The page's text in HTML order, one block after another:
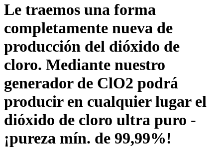
Le traemos una forma
completamente nueva de
producción del dióxido de
cloro. Mediante nuestro
generador de ClO2 podrá
producir en cualquier lugar el
dióxido de cloro ultra puro -
¡pureza mín. de 99,99%!